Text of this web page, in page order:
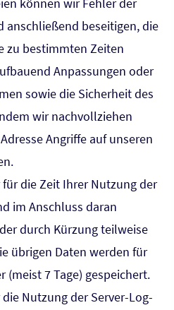
anschließend beseitigen, die
zu bestimmten Zeiten
Anpassungen oder
sowie die Sicherheit des
wir nachvollziehen
Angriffe auf unseren
die Zeit Ihrer Nutzung der
im Anschluss daran
durch Kürzung teilweise
übrigen Daten werden für
(meist 7 Tage) gespeichert.
Nutzung der Server-Log-